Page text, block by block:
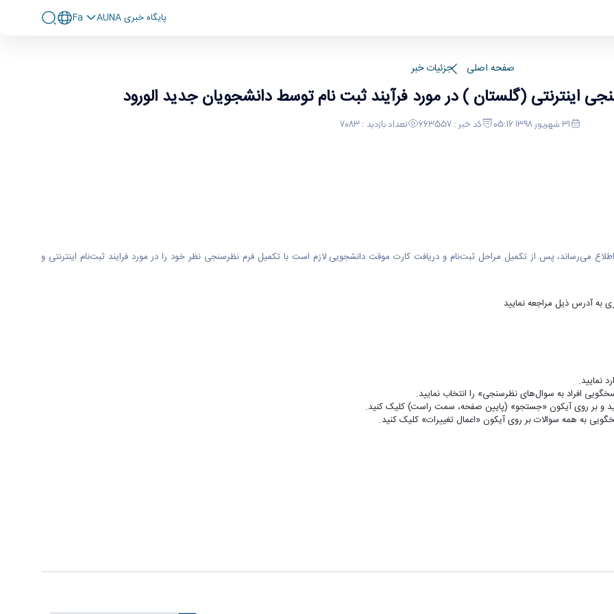
پايگاه خبری AUNA Fa
صفحه اصلی جزئیات خبر
اینترنتی (گلستان ) در مورد فرآیند ثبت نام توسط دانشجویان جدید الورود
31 شهریور 1398 05:16 کد خبر : 663557 تعداد بازدید : 7083
می‌رساند، پس از تکمیل مراحل ثبت‌نام و دریافت کارت موقت دانشجویی لازم است با تکمیل فرم نظرسنجی نظر خود را در مورد فرایند ثبت‌نام اینترنتی و
نمایید.
افراد به سوال‌های نظرسنجی» را انتخاب نمایید.
و بر روی آیکون «جستجو» (پایین صفحه، سمت راست) کلیک کنید.
به همه سوالات بر روی آیکون «اعمال تغییرات» کلیک کنید.